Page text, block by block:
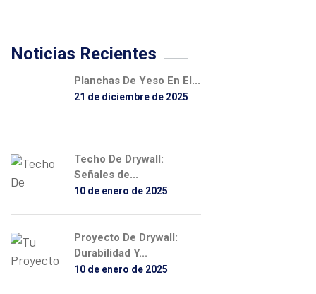
Noticias Recientes
Planchas De Yeso En El...
21 de diciembre de 2025
Techo De Drywall:
Señales de...
10 de enero de 2025
Proyecto De Drywall:
Durabilidad Y...
10 de enero de 2025